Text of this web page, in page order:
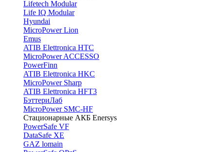
Lifetech Modular
Life IQ Modular
Hyundai
MicroPower Lion
Emus
ATIB Elettronica HTC
MicroPower ACCESSO
PowerFinn
ATIB Elettronica HKC
MicroPower Sharp
ATIB Elettronica HFT3
БэттериЛаб
MicroPower SMC-HF
Стационарные АКБ Enersys
PowerSafe VF
DataSafe XE
GAZ lomain